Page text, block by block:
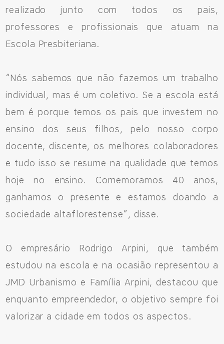
realizado junto com todos os pais,
professores e profissionais que atuam na
Escola Presbiteriana.
“Nós sabemos que não fazemos um trabalho
individual, mas é um coletivo. Se a escola está
bem é porque temos os pais que investem no
ensino dos seus filhos, pelo nosso corpo
docente, discente, os melhores colaboradores
e tudo isso se resume na qualidade que temos
hoje no ensino. Comemoramos 40 anos,
ganhamos o presente e estamos doando a
sociedade altaflorestense”, disse.
O empresário Rodrigo Arpini, que também
estudou na escola e na ocasião representou a
JMD Urbanismo e Família Arpini, destacou que
enquanto empreendedor, o objetivo sempre foi
valorizar a cidade em todos os aspectos.